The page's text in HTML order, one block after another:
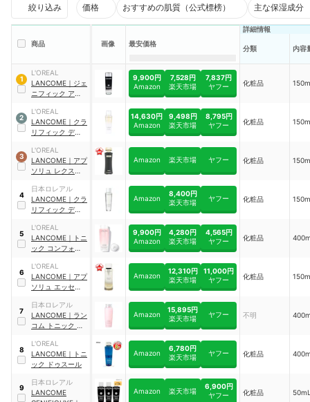
絞り込み 価格 おすすめの肌質（公式標榜） 主な保湿成分
商品 画像 最安価格
詳細情報
分類 内容
1
L'OREAL
LANCOME ｜ ジェ
ニフィック アルテ
ローション
9,900円
Amazon
7,528円
楽天市場
7,837円
ヤフー
化粧品
2
L'OREAL
LANCOME ｜ クラ
リフィック デュア
ーション EX
14,630円
Amazon
9,498円
楽天市場
8,795円
ヤフー
化粧品
3
L'OREAL
LANCOME ｜ アプ
ソリュ レクストレ
307632
Amazon 楽天市場 ヤフー 化粧品
4
日本ロレアル
LANCOME ｜ クラ
リフィック デュア
ーション
Amazon
8,400円
楽天市場
ヤフー 化粧品
5
L'OREAL
LANCOME ｜ トニ
ック コンフォート
9,900円
Amazon
4,280円
楽天市場
4,565円
ヤフー
化粧品
6
L'OREAL
LANCOME ｜ アプ
ソリュ エッセンス
Amazon
12,310円
楽天市場
11,000円
ヤフー
化粧品
7
日本ロレアル
LANCOME ｜ ラン
コム トニック コ
Amazon
15,895円
楽天市場
ヤフー 不明
8
L'OREAL
LANCOME ｜ トニ
ック ドゥスール
Amazon
6,780円
楽天市場
ヤフー 化粧品
9
日本ロレアル
LANCOME
Amazon 楽天市場
6,900円
ヤフー
化粧品